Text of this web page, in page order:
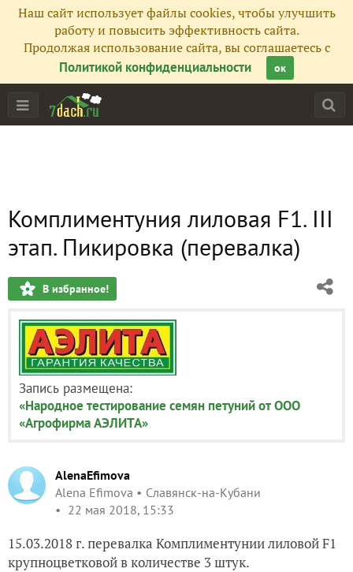
Наш сайт использует файлы cookies, чтобы улучшить
работу и повысить эффективность сайта.
Продолжая использование сайта, вы соглашаетесь с
Политикой конфиденциальности
ок
Комплиментуния лиловая F1. III
этап. Пикировка (перевалка)
В избранное!
Запись размещена:
«Народное тестирование семян петуний от ООО
«Агрофирма АЭЛИТА»
AlenaEfimova
Alena Efimova
Славянск-на-Кубани
22 мая 2018, 15:33
15.03.2018 г. перевалка Комплиментунии лиловой F1
крупноцветковой в количестве 3 штук.